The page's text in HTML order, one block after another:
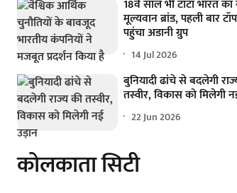
18वें साल भी टाटा भारत
मूल्यवान ब्रांड, पहली बार
पहुंचा अडानी ग्रुप
14 Jul 2026
बुनियादी ढांचे से बदलेगी
तस्वीर, विकास को मिलेगी
22 Jun 2026
कोलकाता सिटी